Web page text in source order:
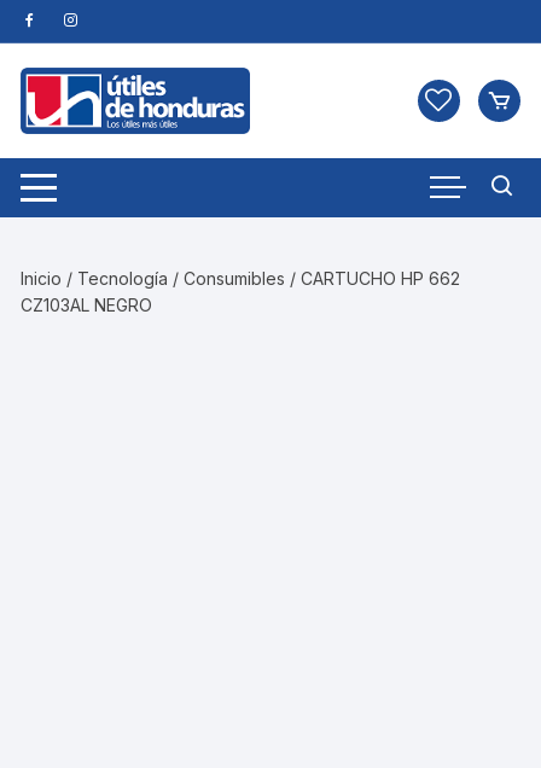
Skip
to
content
Inicio / Tecnología /Consumibles / CARTUCHO HP 662
CZ103AL NEGRO